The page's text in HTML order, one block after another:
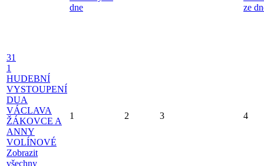
dne
ze
31
1
HUDEBNÍ
VYSTOUPENÍ
DUA
VÁCLAVA
ŽÁKOVCE A
ANNY
VOLÍNOVÉ
Zobrazit
všechny
1 2 3 4